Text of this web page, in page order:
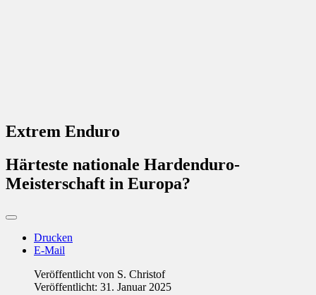
Extrem Enduro
Härteste nationale Hardenduro-
Meisterschaft in Europa?
Drucken
E-Mail
Veröffentlicht von S. Christof
Veröffentlicht: 31. Januar 2025